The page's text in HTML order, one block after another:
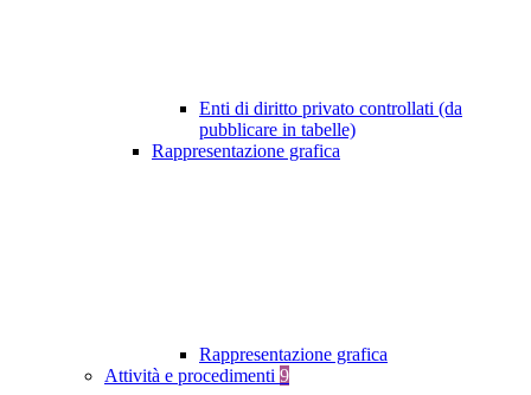
Enti di diritto privato controllati (da
pubblicare in tabelle)
Rappresentazione grafica
Rappresentazione grafica
Attività e procedimenti 9